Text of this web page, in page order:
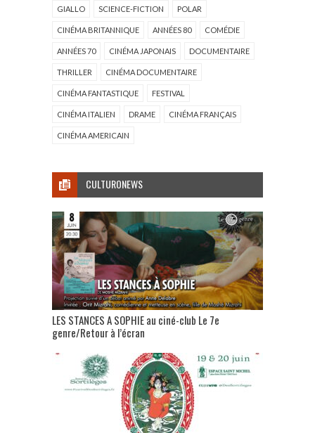
GIALLO SCIENCE-FICTION POLAR
CINÉMA BRITANNIQUE ANNÉES 80 COMÉDIE
ANNÉES 70 CINÉMA JAPONAIS DOCUMENTAIRE
THRILLER CINÉMA DOCUMENTAIRE
CINÉMA FANTASTIQUE FESTIVAL
CINÉMA ITALIEN DRAME CINÉMA FRANÇAIS
CINÉMA AMERICAIN
CULTURONEWS
LES STANCES A SOPHIE au ciné-club Le 7e
genre/Retour à l’écran